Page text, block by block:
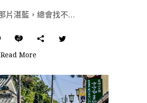
「當我身處那片湛藍，總會找不到浮出水面的理由。」——《碧海藍天》（The Big Blue），198...
Read More